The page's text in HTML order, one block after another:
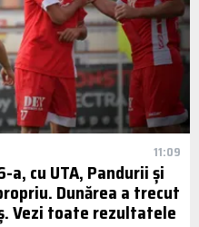
11:09
a, cu UTA, Pandurii și
Dunărea a trecut
Vezi toate rezultatele